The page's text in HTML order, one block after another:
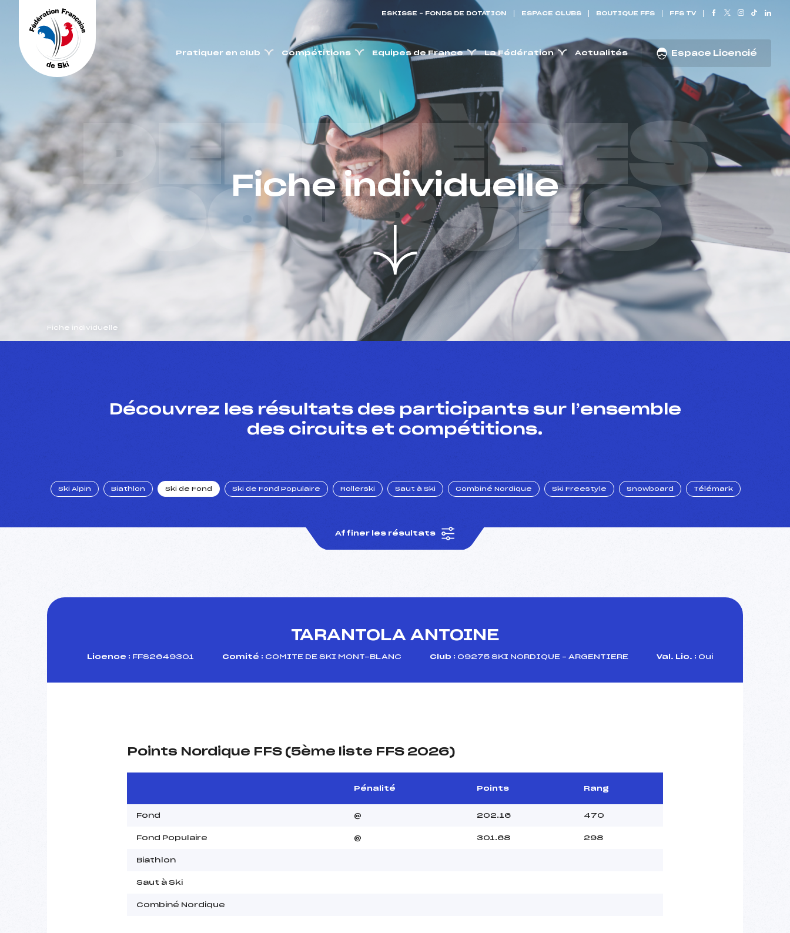
ESKISSE – FONDS DE DOTATION ESPACE CLUBS BOUTIQUE FFS FFS TV
Pratiquer en club Compétitions Equipes de France La Fédération Actualités Espace Licencié
DERNIÈRES
COURSES
Fiche individuelle
Fiche individuelle
Découvrez les résultats des participants sur l’ensemble
des circuits et compétitions.
Ski Alpin Biathlon Ski de Fond Ski de Fond Populaire Rollerski Saut à Ski Combiné Nordique Ski Freestyle Snowboard Télémark
Affiner les résultats
TARANTOLA ANTOINE
Licence : FFS2649301 Comité : COMITE DE SKI MONT-BLANC Club : 09275 SKI NORDIQUE – ARGENTIERE Val. Lic. : Oui
Points Nordique FFS (5ème liste FFS 2026)
Pénalité Points Rang
Fond @ 202.16 470
Fond Populaire @ 301.68 298
Biathlon
Saut à Ski
Combiné Nordique